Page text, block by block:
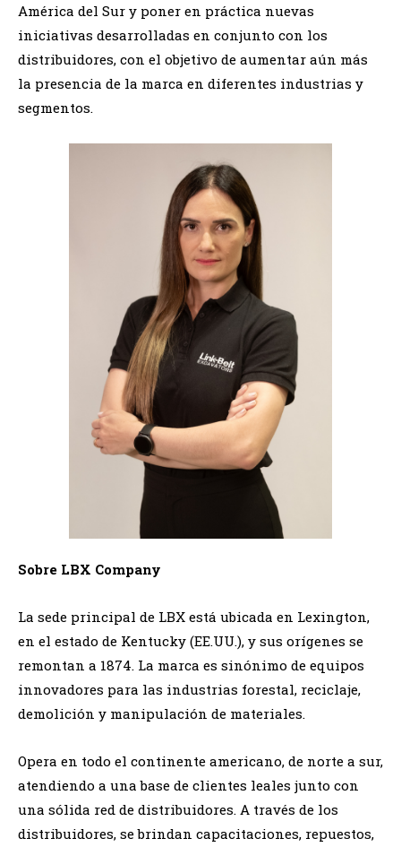
América del Sur y poner en práctica nuevas
iniciativas desarrolladas en conjunto con los
distribuidores, con el objetivo de aumentar aún más
la presencia de la marca en diferentes industrias y
segmentos.
Sobre LBX Company
La sede principal de LBX está ubicada en Lexington,
en el estado de Kentucky (EE.UU.), y sus orígenes se
remontan a 1874. La marca es sinónimo de equipos
innovadores para las industrias forestal, reciclaje,
demolición y manipulación de materiales.
Opera en todo el continente americano, de norte a sur,
atendiendo a una base de clientes leales junto con
una sólida red de distribuidores. A través de los
distribuidores, se brindan capacitaciones, repuestos,